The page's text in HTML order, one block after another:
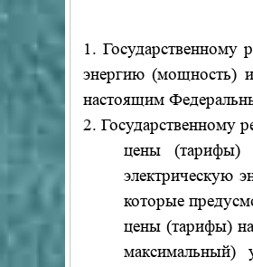
1. Государственному
энергию (мощность)
настоящим
2. Государственному
цены (тарифы)
электрическую
которые
цены (тарифы)